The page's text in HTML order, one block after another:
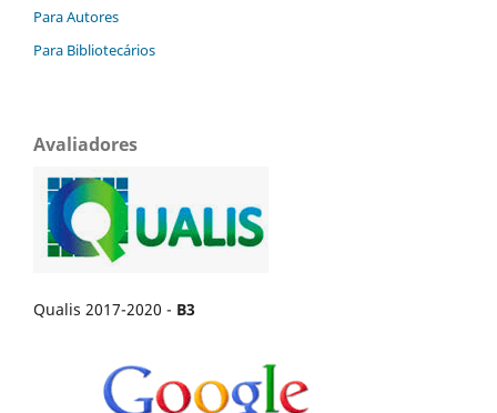
Para Autores
Para Bibliotecários
Avaliadores
Qualis 2017-2020 - B3